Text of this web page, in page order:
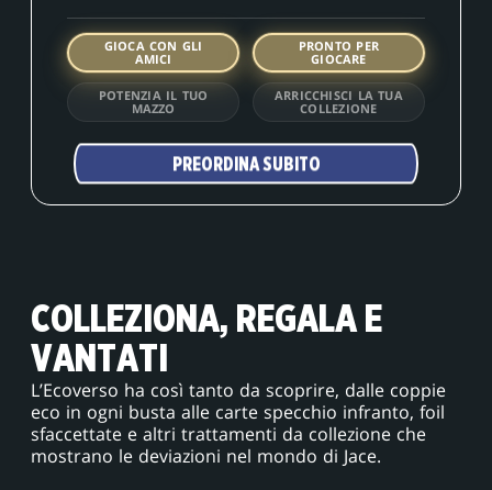
GIOCA CON GLI
AMICI
PRONTO PER
GIOCARE
POTENZIA IL TUO
MAZZO
ARRICCHISCI LA TUA
COLLEZIONE
PREORDINA SUBITO
COLLEZIONA, REGALA E
VANTATI
L’Ecoverso ha così tanto da scoprire, dalle coppie
eco in ogni busta alle carte specchio infranto, foil
sfaccettate e altri trattamenti da collezione che
mostrano le deviazioni nel mondo di Jace.